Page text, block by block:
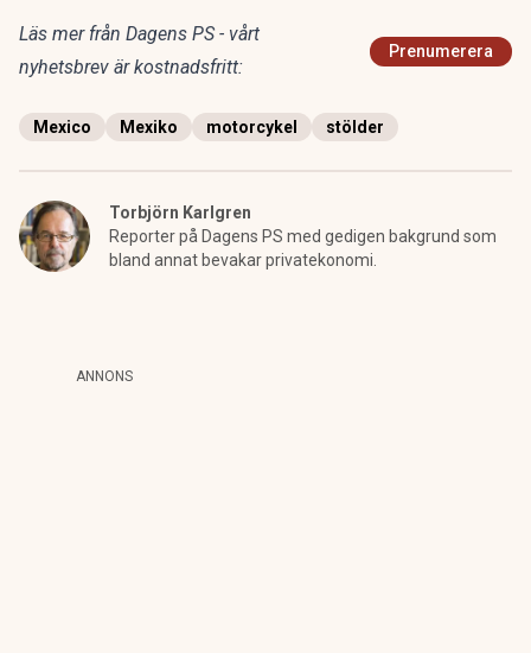
Läs mer från Dagens PS - vårt
nyhetsbrev är kostnadsfritt:
Prenumerera
Mexico Mexiko motorcykel stölder
Torbjörn Karlgren
Reporter på Dagens PS med gedigen bakgrund som
bland annat bevakar privatekonomi.
ANNONS